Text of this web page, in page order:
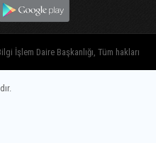
İşlem Daire Başkanlığı, Tüm hakları